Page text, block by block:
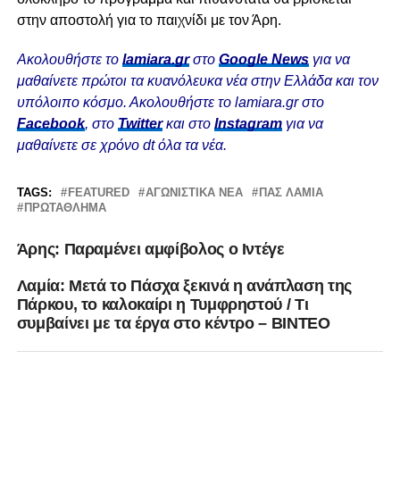
στην αποστολή για το παιχνίδι με τον Άρη.
Ακολουθήστε το lamiara.grστο Google Newsγια να
μαθαίνετε πρώτοι τα κυανόλευκα νέα στην Ελλάδα και τον
υπόλοιπο κόσμο. Ακολουθήστε το lamiara.gr στο
Facebook, στο Twitterκαι στο Instagram για να
μαθαίνετε σε χρόνο dt όλα τα νέα.
TAGS: FEATURED ΑΓΩΝΙΣΤΙΚΆ ΝΈΑ
ΠΑΣ ΛΑΜΙΑ
ΠΡΩΤΆΘΛΗΜΑ
Άρης: Παραμένει αμφίβολος ο Ιντέγε
Λαμία: Μετά το Πάσχα ξεκινά η ανάπλαση της
Πάρκου, το καλοκαίρι η Τυμφρηστού / Τι
συμβαίνει με τα έργα στο κέντρο – ΒΙΝΤΕΟ